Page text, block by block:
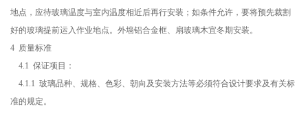
地点，应待玻璃温度与室内温度相近后再行安装；如条件允许，要将预先裁割
好的玻璃提前运入作业地点。外墙铝合金框、扇玻璃木宜冬期安装。
4 质量标准
4.1 保证项目：
4.1.1 玻璃品种、规格、色彩、朝向及安装方法等必须符合设计要求及有关标
准的规定。